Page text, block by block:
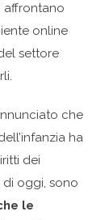
affrontano
online
settore
che
ha
dei
di oggi, sono
le